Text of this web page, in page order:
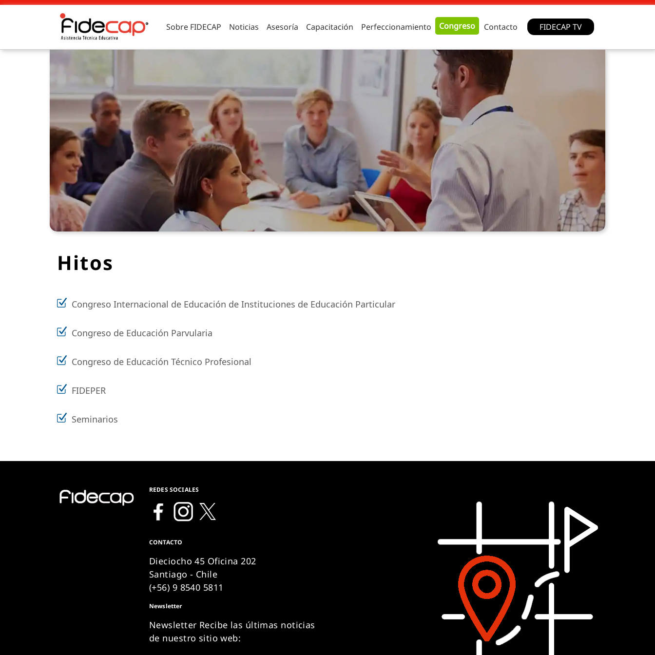
Sobre FIDECAP Noticias Asesoría Capacitación Perfeccionamiento Congreso Contacto FIDECAP TV
Hitos
Congreso Internacional de Educación de Instituciones de Educación Particular
Congreso de Educación Parvularia
Congreso de Educación Técnico Profesional
FIDEPER
Seminarios
REDES SOCIALES
CONTACTO
Dieciocho 45 Oficina 202
Santiago - Chile
(+56) 9 8540 5811
Newsletter
Newsletter Recibe las últimas noticias
de nuestro sitio web: